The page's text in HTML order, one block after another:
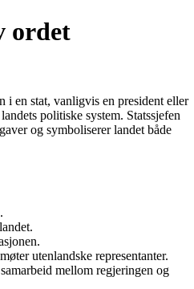
ordet
i en stat, vanligvis en president eller
politiske system. Statssjefen
og symboliserer landet både
utenlandske representanter.
mellom regjeringen og